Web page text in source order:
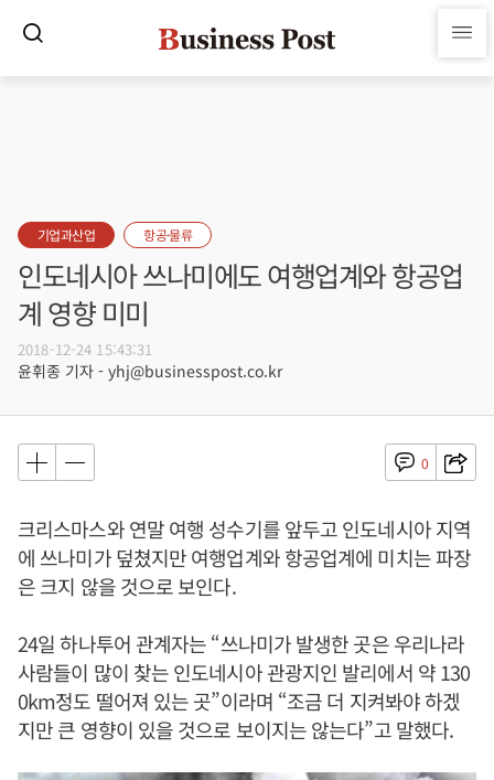
기업과산업 항공·물류
인도네시아 쓰나미에도 여행업계와 항공업
계 영향 미미
2018-12-24 15:43:31
윤휘종 기자 - yhj@businesspost.co.kr
0
크리스마스와 연말 여행 성수기를 앞두고 인도네시아 지역
에 쓰나미가 덮쳤지만 여행업계와 항공업계에 미치는 파장
은 크지 않을 것으로 보인다.
24일 하나투어 관계자는 “쓰나미가 발생한 곳은 우리나라
사람들이 많이 찾는 인도네시아 관광지인 발리에서 약 130
0km정도 떨어져 있는 곳”이라며 “조금 더 지켜봐야 하겠
지만 큰 영향이 있을 것으로 보이지는 않는다”고 말했다.